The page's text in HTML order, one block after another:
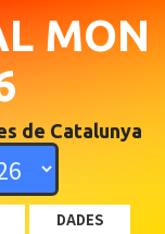
MON
de Catalunya
DADES